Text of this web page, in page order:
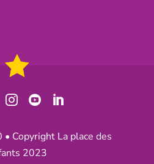
  
• Copyright La place des
2023